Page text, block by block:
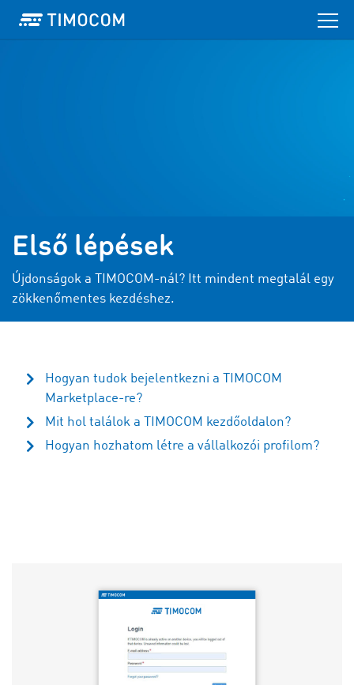
Első lépések
Újdonságok a TIMOCOM-nál? Itt mindent megtalál egy
zökkenőmentes kezdéshez.
Hogyan tudok bejelentkezni a TIMOCOM
Marketplace-re?
Mit hol találok a TIMOCOM kezdőoldalon?
Hogyan hozhatom létre a vállalkozói profilom?